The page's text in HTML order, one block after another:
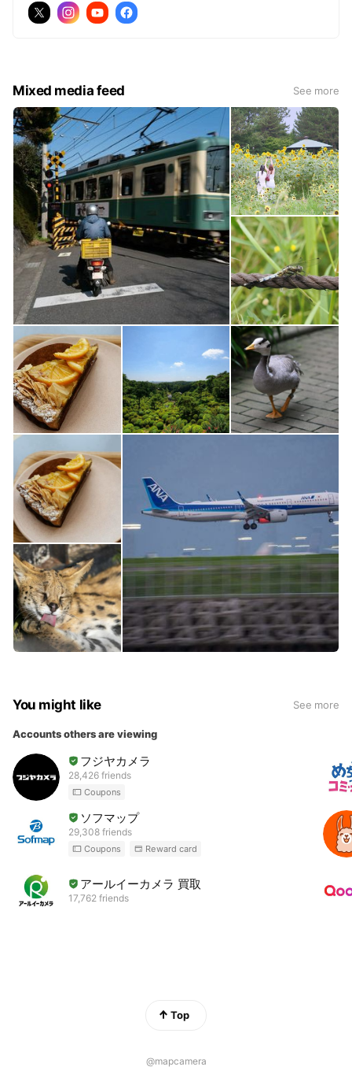
Mixed media feed See more
You might like See more
Accounts others are viewing
フジヤカメラ
28,426 friends
Coupons
ソフマップ
29,308 friends
Coupons Reward card
アールイーカメラ 買取
17,762 friends
Top
@mapcamera